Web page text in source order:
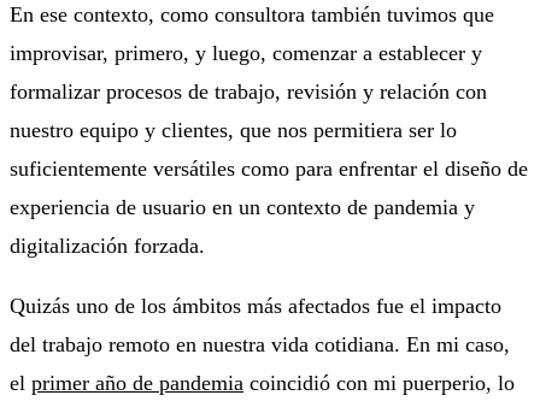
En ese contexto, como consultora también tuvimos que
improvisar, primero, y luego, comenzar a establecer y
formalizar procesos de trabajo, revisión y relación con
nuestro equipo y clientes, que nos permitiera ser lo
suficientemente versátiles como para enfrentar el diseño de
experiencia de usuario en un contexto de pandemia y
digitalización forzada.
Quizás uno de los ámbitos más afectados fue el impacto
del trabajo remoto en nuestra vida cotidiana. En mi caso,
el primer año de pandemia coincidió con mi puerperio, lo